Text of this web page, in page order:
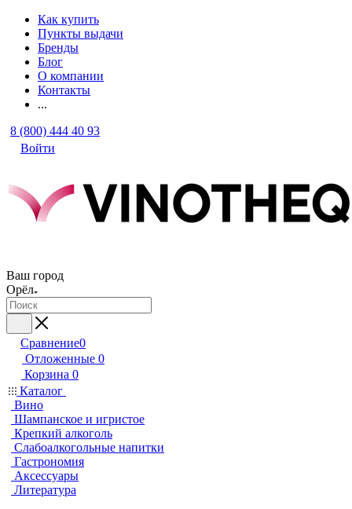
Как купить
Пункты выдачи
Бренды
Блог
О компании
Контакты
...
8 (800) 444 40 93
Войти
Ваш город
Орёл
Сравнение0
Отложенные 0
Корзина 0
Каталог
Вино
Шампанское и игристое
Крепкий алкоголь
Слабоалкогольные напитки
Гастрономия
Аксессуары
Литература